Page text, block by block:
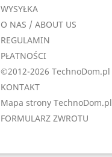
WYSYŁKA
O NAS / ABOUT US
REGULAMIN
PŁATNOŚCI
©2012-2026 TechnoDom.pl
KONTAKT
Mapa strony TechnoDom.pl
FORMULARZ ZWROTU